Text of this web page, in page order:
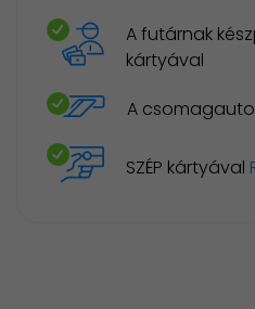
A futárnak
kártyával
A
SZÉP kártyával